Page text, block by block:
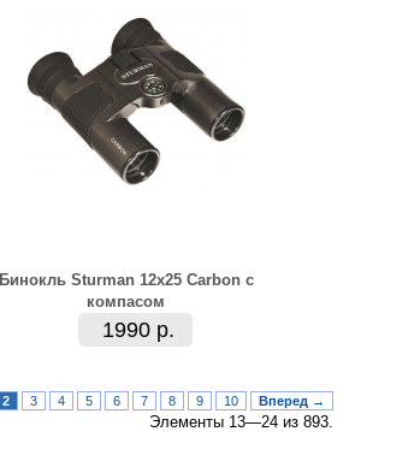
Бинокль Sturman 12х25 Carbon с
компасом
1990 р.
2 3 4 5 6 7 8 9 10 Вперед →
Элементы 13—24 из 893.